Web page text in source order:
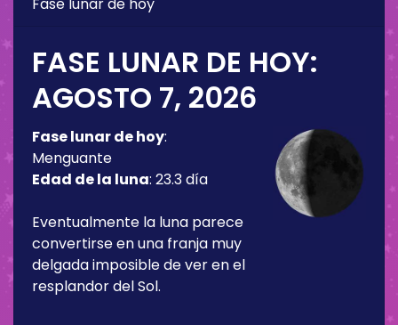
FASE LUNAR DE HOY:
AGOSTO 7, 2026
Fase lunar de hoy:
Menguante
Edad de la luna: 23.3 día
Eventualmente la luna parece
convertirse en una franja muy
delgada imposible de ver en el
resplandor del Sol.